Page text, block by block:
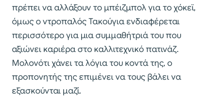
πρέπει να αλλάξουν το μπέιζμπολ για το χόκεϊ,
όμως ο ντροπαλός Τακούγια ενδιαφέρεται
περισσότερο για μια συμμαθήτριά του που
αξιώνει καριέρα στο καλλιτεχνικό πατινάζ.
Μολονότι χάνει τα λόγια του κοντά της, ο
προπονητής της επιμένει να τους βάλει να
εξασκούνται μαζί.